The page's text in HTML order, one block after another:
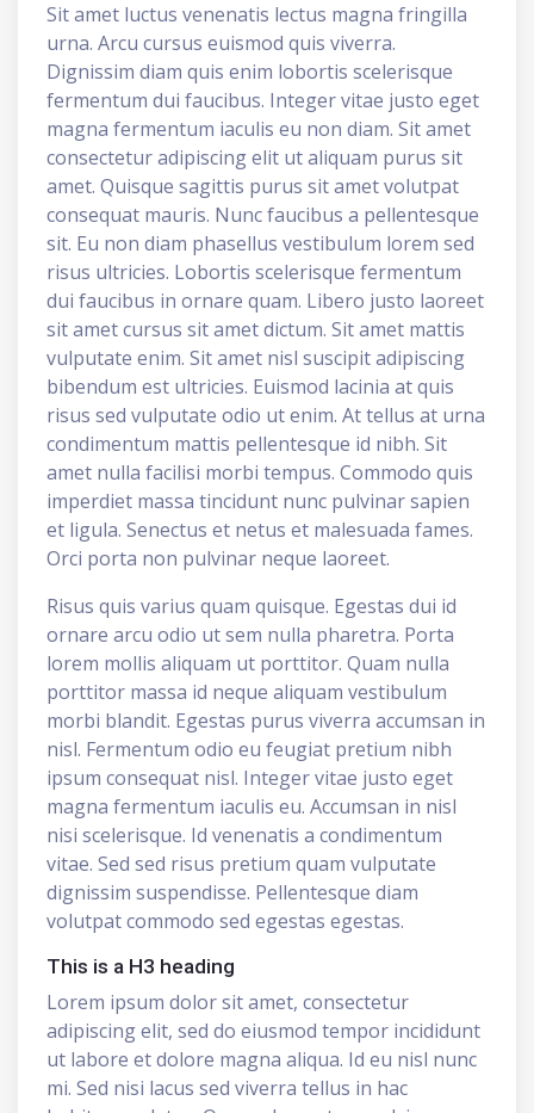
Sit amet luctus venenatis lectus magna fringilla
urna. Arcu cursus euismod quis viverra.
Dignissim diam quis enim lobortis scelerisque
fermentum dui faucibus. Integer vitae justo eget
magna fermentum iaculis eu non diam. Sit amet
consectetur adipiscing elit ut aliquam purus sit
amet. Quisque sagittis purus sit amet volutpat
consequat mauris. Nunc faucibus a pellentesque
sit. Eu non diam phasellus vestibulum lorem sed
risus ultricies. Lobortis scelerisque fermentum
dui faucibus in ornare quam. Libero justo laoreet
sit amet cursus sit amet dictum. Sit amet mattis
vulputate enim. Sit amet nisl suscipit adipiscing
bibendum est ultricies. Euismod lacinia at quis
risus sed vulputate odio ut enim. At tellus at urna
condimentum mattis pellentesque id nibh. Sit
amet nulla facilisi morbi tempus. Commodo quis
imperdiet massa tincidunt nunc pulvinar sapien
et ligula. Senectus et netus et malesuada fames.
Orci porta non pulvinar neque laoreet.
Risus quis varius quam quisque. Egestas dui id
ornare arcu odio ut sem nulla pharetra. Porta
lorem mollis aliquam ut porttitor. Quam nulla
porttitor massa id neque aliquam vestibulum
morbi blandit. Egestas purus viverra accumsan in
nisl. Fermentum odio eu feugiat pretium nibh
ipsum consequat nisl. Integer vitae justo eget
magna fermentum iaculis eu. Accumsan in nisl
nisi scelerisque. Id venenatis a condimentum
vitae. Sed sed risus pretium quam vulputate
dignissim suspendisse. Pellentesque diam
volutpat commodo sed egestas egestas.
This is a H3 heading
Lorem ipsum dolor sit amet, consectetur
adipiscing elit, sed do eiusmod tempor incididunt
ut labore et dolore magna aliqua. Id eu nisl nunc
mi. Sed nisi lacus sed viverra tellus in hac